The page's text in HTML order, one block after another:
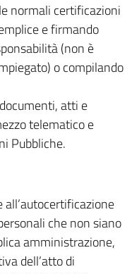
normali certificazioni
e firmando
(non è
o compilando
atti e
telematico e
Pubbliche.
che non siano
amministrazione,
dell’atto di